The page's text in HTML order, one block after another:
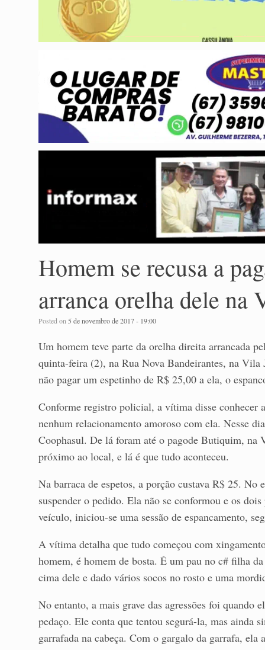
Homem se recusa a
arranca orelha dele na
Posted on5 de novembro de 2017 - 19:00
Um homem teve parte da orelha direita arrancada
quinta-feira (2), na Rua Nova Bandeirantes, na
não pagar um espetinho de R$ 25,00 a ela, o
Conforme registro policial, a vítima disse conhecer
nenhum relacionamento amoroso com ela. Nesse
Coophasul. De lá foram até o pagode Butiquim, na
próximo ao local, e lá é que tudo aconteceu.
Na barraca de espetos, a porção custava R$ 25.
suspender o pedido. Ela não se conformou e os
veículo, iniciou-se uma sessão de espancamento,
A vítima detalha que tudo começou com
homem, é homem de bosta. É um pau no c# filha
cima dele e dado vários socos no rosto e uma
No entanto, a mais grave das agressões foi quando
pedaço. Ele conta que tentou segurá-la, mas ainda
garrafada na cabeça. Com o gargalo da garrafa, ela